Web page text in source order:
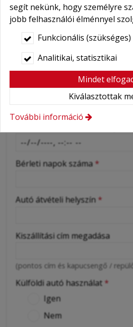
-
-
E-mail*
E-mail cím megerősítés*
(Kérjük alaposan ellenőrizze!)
Autó átvétel dátuma és ideje
Bérleti napok száma *
Autó átvételi helyszín *
Kiszállítási cím megadása
(pontos cím és kapucsengő /
Külföldi autó használat *
Igen
Nem
segít nekünk, hogy személyre
jobb felhasználói élménnyel
Funkcionális (szükséges)
Analitikai, statisztikai
Mindet
Kiválasztottak
További információ